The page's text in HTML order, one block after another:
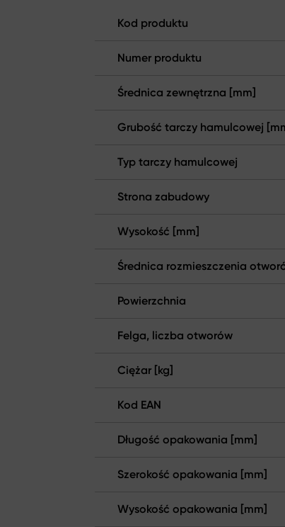
Kod produktu
Numer produktu
Średnica zewnętrzna [mm]
Grubość tarczy hamulcowej
Typ tarczy hamulcowej
Strona zabudowy
Wysokość [mm]
Średnica rozmieszczenia
Powierzchnia
Felga, liczba otworów
Ciężar [kg]
Kod EAN
Długość opakowania [mm]
Szerokość opakowania [mm]
Wysokość opakowania [mm]